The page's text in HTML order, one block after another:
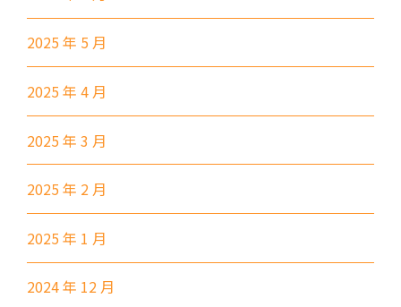
1
寶其利街, 必嘉街(近公廁), 愛民
半島豪庭, 海明軒, 彩虹地鐵站A
前往方法
葵興分校
港鐵 葵興站 (C出口)
2025 年 5 月
2025 年 4 月
2025 年 3 月
2025 年 2 月
2025 年 1 月
2024 年 12 月